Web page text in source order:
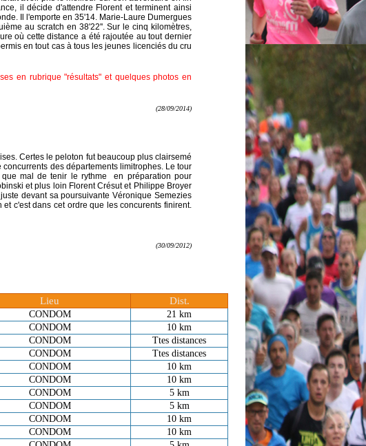
il décide d'attendre Florent et terminent ainsi
Il l'emporte en 35'14. Marie-Laure Dumergues
au scratch en 38'22''. Sur le cinq kilomètres,
où cette distance a été rajoutée au tout dernier
en tout cas à tous les jeunes licenciés du cru
en rubrique "résultats" et quelques photos en
(28/09/2014)
Certes le peloton fut beaucoup plus clairsemé
des départements limitrophes. Le tour
mal de tenir le rythme en préparation pour
et plus loin Florent Crésut et Philippe Broyer
devant sa poursuivante Véronique Semezies
c'est dans cet ordre que les concurents finirent.
(30/09/2012)
Lieu Dist.
CONDOM
21 km
CONDOM
10 km
CONDOM
Ttes distances
CONDOM
Ttes distances
CONDOM
10 km
CONDOM
10 km
CONDOM
5 km
CONDOM
5 km
CONDOM
10 km
CONDOM
10 km